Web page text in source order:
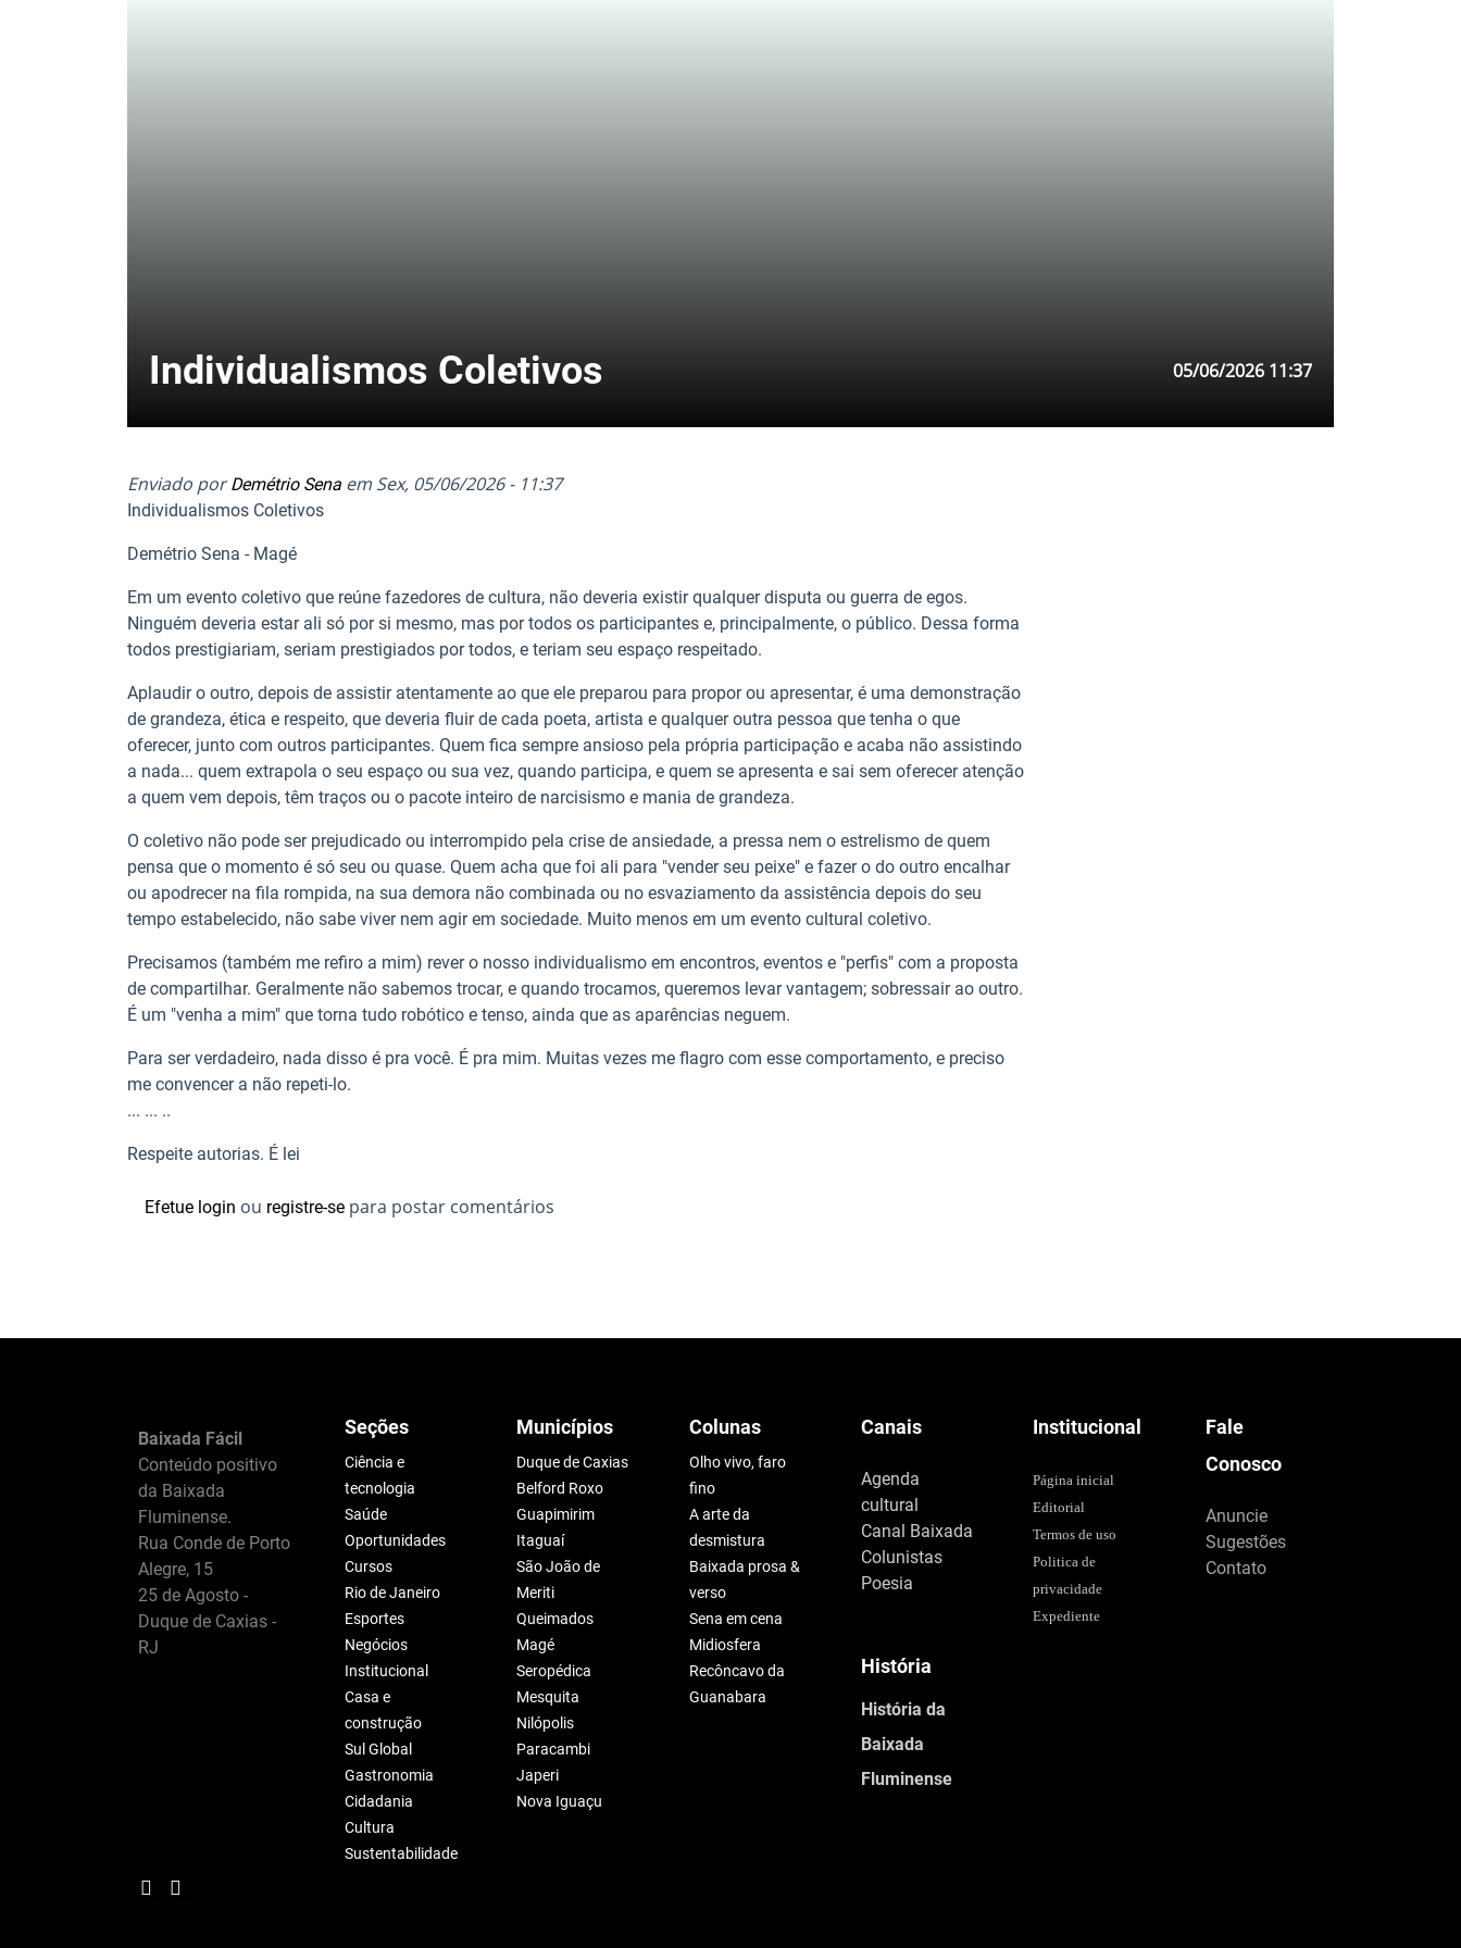
Individualismos Coletivos 05/06/2026 11:37
Enviado porDemétrio Sena em Sex, 05/06/2026 - 11:37
Individualismos Coletivos
Demétrio Sena - Magé
Em um evento coletivo que reúne fazedores de cultura, não deveria existir qualquer disputa ou guerra de egos.
Ninguém deveria estar ali só por si mesmo, mas por todos os participantes e, principalmente, o público. Dessa forma
todos prestigiariam, seriam prestigiados por todos, e teriam seu espaço respeitado.
Aplaudir o outro, depois de assistir atentamente ao que ele preparou para propor ou apresentar, é uma demonstração
de grandeza, ética e respeito, que deveria fluir de cada poeta, artista e qualquer outra pessoa que tenha o que
oferecer, junto com outros participantes. Quem fica sempre ansioso pela própria participação e acaba não assistindo
a nada... quem extrapola o seu espaço ou sua vez, quando participa, e quem se apresenta e sai sem oferecer atenção
a quem vem depois, têm traços ou o pacote inteiro de narcisismo e mania de grandeza.
O coletivo não pode ser prejudicado ou interrompido pela crise de ansiedade, a pressa nem o estrelismo de quem
pensa que o momento é só seu ou quase. Quem acha que foi ali para "vender seu peixe" e fazer o do outro encalhar
ou apodrecer na fila rompida, na sua demora não combinada ou no esvaziamento da assistência depois do seu
tempo estabelecido, não sabe viver nem agir em sociedade. Muito menos em um evento cultural coletivo.
Precisamos (também me refiro a mim) rever o nosso individualismo em encontros, eventos e "perfis" com a proposta
de compartilhar. Geralmente não sabemos trocar, e quando trocamos, queremos levar vantagem; sobressair ao outro.
É um "venha a mim" que torna tudo robótico e tenso, ainda que as aparências neguem.
Para ser verdadeiro, nada disso é pra você. É pra mim. Muitas vezes me flagro com esse comportamento, e preciso
me convencer a não repeti-lo.
... ... ..
Respeite autorias. É lei
Efetue login ou registre-se para postar comentários
Baixada Fácil
Conteúdo positivo
da Baixada
Fluminense.
Rua Conde de Porto
Alegre, 15
25 de Agosto -
Duque de Caxias -
RJ
Seções
Ciência e
tecnologia
Saúde
Oportunidades
Cursos
Rio de Janeiro
Esportes
Negócios
Institucional
Casa e
construção
Sul Global
Gastronomia
Cidadania
Cultura
Sustentabilidade
Municípios
Duque de Caxias
Belford Roxo
Guapimirim
Itaguaí
São João de
Meriti
Queimados
Magé
Seropédica
Mesquita
Nilópolis
Paracambi
Japeri
Nova Iguaçu
Colunas
Olho vivo, faro
fino
A arte da
desmistura
Baixada prosa &
verso
Sena em cena
Midiosfera
Recôncavo da
Guanabara
Canais
Agenda
cultural
Canal Baixada
Colunistas
Poesia
História
História da
Baixada
Fluminense
Institucional
Página inicial
Editorial
Termos de uso
Politica de
privacidade
Expediente
Fale
Conosco
Anuncie
Sugestões
Contato